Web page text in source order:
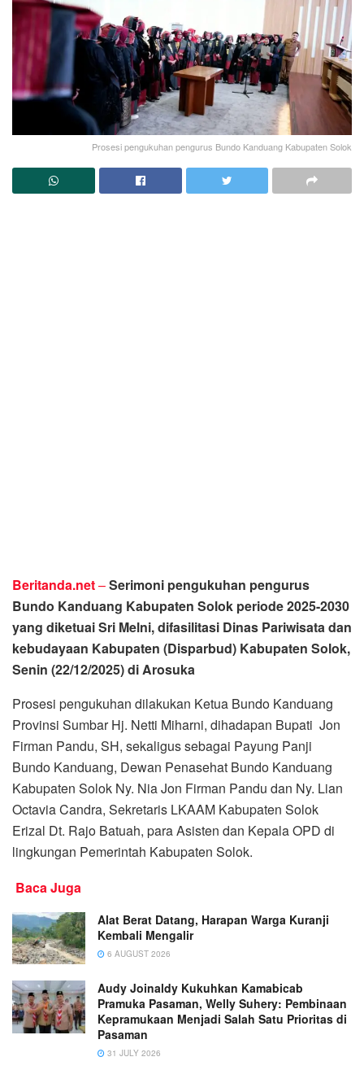
Prosesi pengukuhan pengurus Bundo Kanduang Kabupaten Solok
Beritanda.net–Serimoni pengukuhan pengurus
Bundo Kanduang Kabupaten Solok periode 2025-2030
yang diketuai Sri Melni, difasilitasi Dinas Pariwisata dan
kebudayaan Kabupaten (Disparbud) Kabupaten Solok,
Senin (22/12/2025) di Arosuka
Prosesi pengukuhan dilakukan Ketua Bundo Kanduang
Provinsi Sumbar Hj. Netti Miharni, dihadapan Bupati Jon
Firman Pandu, SH, sekaligus sebagai Payung Panji
Bundo Kanduang, Dewan Penasehat Bundo Kanduang
Kabupaten Solok Ny. Nia Jon Firman Pandu dan Ny. Lian
Octavia Candra, Sekretaris LKAAM Kabupaten Solok
Erizal Dt. Rajo Batuah, para Asisten dan Kepala OPD di
lingkungan Pemerintah Kabupaten Solok.
Baca Juga
Alat Berat Datang, Harapan Warga Kuranji
Kembali Mengalir
6 AUGUST 2026
Audy Joinaldy Kukuhkan Kamabicab
Pramuka Pasaman, Welly Suhery: Pembinaan
Kepramukaan Menjadi Salah Satu Prioritas di
Pasaman
31 JULY 2026